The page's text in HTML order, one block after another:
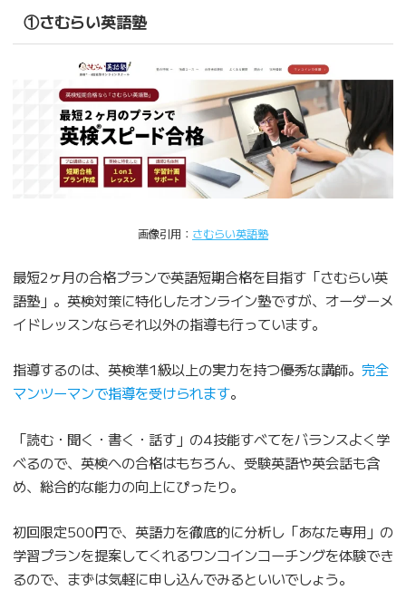
①さむらい英語塾
画像引用： さむらい英語塾
最短2ヶ月の合格プランで英語短期合格を目指す「さむらい英
語塾」。英検対策に特化したオンライン塾ですが、オーダーメ
イドレッスンならそれ以外の指導も行っています。
指導するのは、英検準1級以上の実力を持つ優秀な講師。 完全
マンツーマンで指導を受けられます。
「読む・聞く・書く・話す」の4技能すべてをバランスよく学
べるので、英検への合格はもちろん、受験英語や英会話も含
め、総合的な能力の向上にぴったり。
初回限定500円で、英語力を徹底的に分析し「あなた専用」の
学習プランを提案してくれるワンコインコーチングを体験でき
るので、まずは気軽に申し込んでみるといいでしょう。